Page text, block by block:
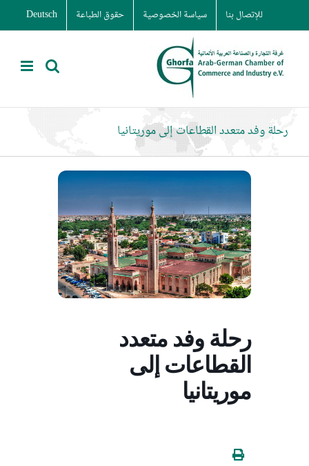
to
content
للإتصال بنا سياسة الخصوصية حقوق الطباعة Deutsch
رحلة وفد متعدد القطاعات إلى موريتانيا
رحلة وفد متعدد
القطاعات إلى
موريتانيا